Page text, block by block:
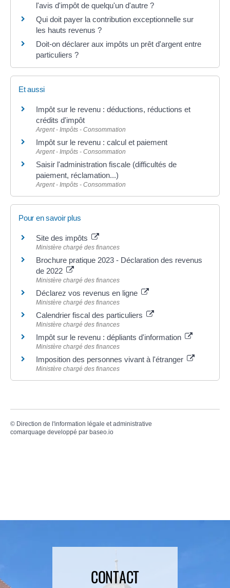
l'avis d'impôt de quelqu'un d'autre ?
Qui doit payer la contribution exceptionnelle sur
les hauts revenus ?
Doit-on déclarer aux impôts un prêt d'argent entre
particuliers ?
Et aussi
Impôt sur le revenu : déductions, réductions et
crédits d'impôt
Argent - Impôts - Consommation
Impôt sur le revenu : calcul et paiement
Argent - Impôts - Consommation
Saisir l'administration fiscale (difficultés de
paiement, réclamation...)
Argent - Impôts - Consommation
Pour en savoir plus
Site des impôts
Ministère chargé des finances
Brochure pratique 2023 - Déclaration des revenus
de 2022
Ministère chargé des finances
Déclarez vos revenus en ligne
Ministère chargé des finances
Calendrier fiscal des particuliers
Ministère chargé des finances
Impôt sur le revenu : dépliants d'information
Ministère chargé des finances
Imposition des personnes vivant à l'étranger
Ministère chargé des finances
© Direction de l'information légale et administrative
comarquage developpé par baseo.io
CONTACT